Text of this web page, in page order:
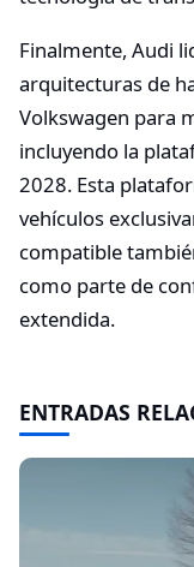
Finalmente, Audi
arquitecturas de
Volkswagen para
incluyendo la
2028. Esta
vehículos
compatible
como parte de
extendida.
ENTRADAS